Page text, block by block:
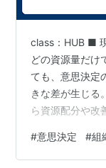
class：HUB ■
どの資源量だけ
ても、意思決定
きな差が生じる
ら資源配分や改
争力や持続的な
資源を継続的に
#意思決定 #組